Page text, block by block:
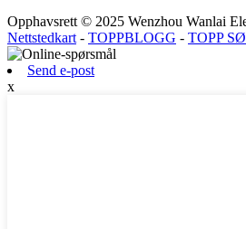
Opphavsrett © 2025 Wenzhou Wanlai
Nettstedkart - TOPPBLOGG - TOPP
Send e-post
x